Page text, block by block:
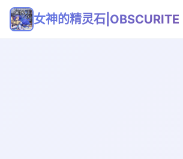
女神的精灵石|OBSCURITE